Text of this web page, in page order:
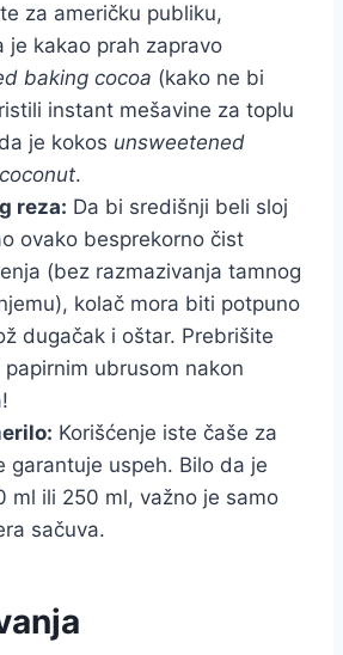
za američku publiku,
je kakao prah zapravo
baking cocoa (kako ne bi
instant mešavine za toplu
je kokos unsweetened
.
reza: Da bi središnji beli sloj
ovako besprekorno čist
(bez razmazivanja tamnog
kolač mora biti potpuno
dugačak i oštar. Prebrišite
papirnim ubrusom nakon
Korišćenje iste čaše za
garantuje uspeh. Bilo da je
ml ili 250 ml, važno je samo
sačuva.